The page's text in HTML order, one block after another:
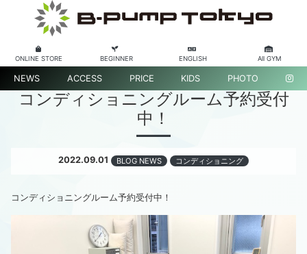
ONLINE STORE BEGINNER ENGLISH All GYM
NEWS ACCESS PRICE KIDS PHOTO
コンディショニングルーム予約受付
中！
2022.09.01 BLOG NEWS コンディショニング
コンディショニングルーム予約受付中！